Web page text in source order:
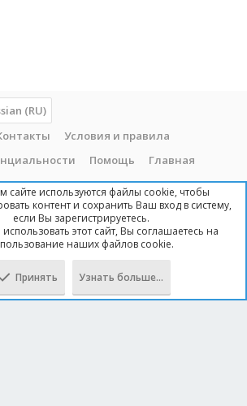
(RU)
Условия и правила
Помощь Главная
mipped.com. Все права защищены. При
с сайта, обратная ссылка обязательна!
сайте используются файлы cookie, чтобы
контент и сохранить Ваш вход в систему,
если Вы зарегистрируетесь.
этот сайт, Вы соглашаетесь на
наших файлов cookie.
Принять Узнать больше…